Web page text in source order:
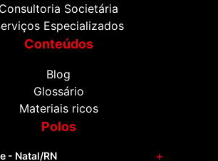
Consultoria Societária
Especializados
Conteúdos
Blog
Glossário
Materiais ricos
Polos
- Natal/RN